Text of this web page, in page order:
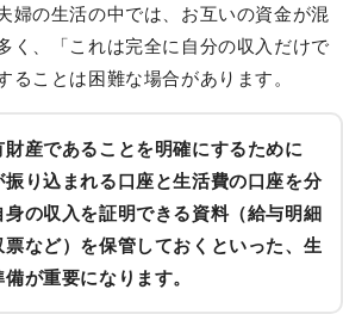
婦の生活の中では、お互いの資金が混
く、「これは完全に自分の収入だけで
ることは困難な場合があります。
財産であることを明確にするために
振り込まれる口座と生活費の口座を分
身の収入を証明できる資料（給与明細
票など）を保管しておくといった、生
が重要になります。